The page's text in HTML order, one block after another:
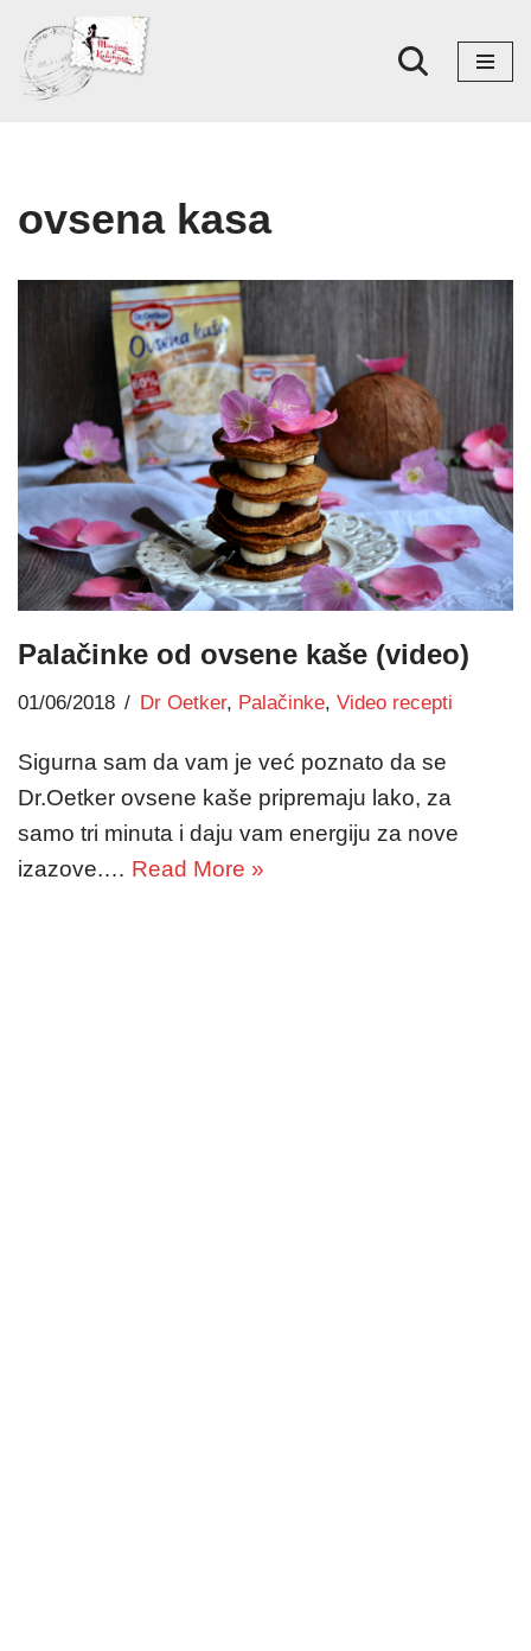
Skoči
na
ovsena kasa
Palačinke od ovsene kaše (video)
01/06/2018 Dr Oetker, Palačinke, Video recepti
Sigurna sam da vam je već poznato da se
Dr.Oetker ovsene kaše pripremaju lako, za
samo tri minuta i daju vam energiju za nove
izazove.… Read More »